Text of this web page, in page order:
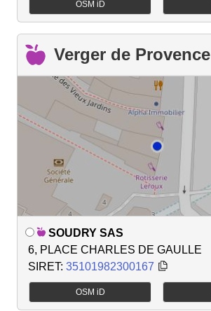
OSM iD
Verger de Provence
SOUDRY SAS
6, PLACE CHARLES DE GAULLE
SIRET: 35101982300167
OSM iD